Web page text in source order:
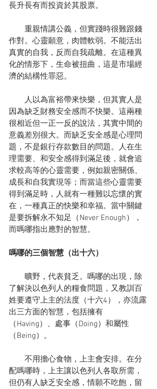
長升長有而投資於其股票。
重親情講公義，但實踐時很難跟錢
作對。心靈願意，肉體軟弱。不能活出
真實的自我，反而自我疏離。在這種異
化的情形下，生命被扭曲，這是市場經
濟的結構性罪惡。
人以為富裕帶來快樂，但其實人是
因為缺乏財務安全感而不快樂。這兩種
很相近但一正一反的說法，其實中間的
意義差別很大。而缺乏安全感是心理問
題，不是銀行存款數目的問題。人在生
理需要、和安全感得到滿足後，就會追
求較高等的心靈需要，例如親密關係、
成長和自我實現等；而當這些心靈需要
得到滿足時，人就有一種難以忘懷的實
在，一種真正的快樂和幸福。當中關鍵
是要拆解永不知足（Never Enough），
而嗎哪指出應對的智慧。
嗎哪的三個智慧（出十六）
曠野，代表貧乏。嗎哪的出現，除
了解決以色列人的糧食問題，又教訓百
姓要遵守上主的法度（十六4），亦流露
出三方面的智慧，包括擁有
（Having）、處事（Doing）和屬性
（Being）。
不用擔心食物，上主會安排。在分
配嗎哪時，上主讓以色列人各取所需，
但仍有人缺乏安全感，情願不吃飽，留